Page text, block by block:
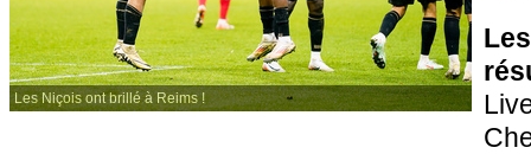
Les Niçois ont brillé à Reims !